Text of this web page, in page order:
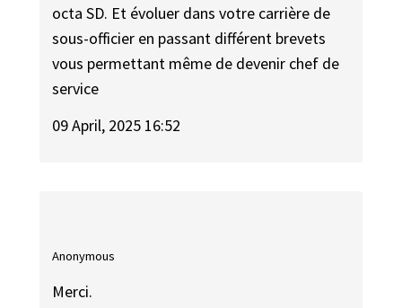
octa SD. Et évoluer dans votre carrière de
sous-officier en passant différent brevets
vous permettant même de devenir chef de
service
09 April, 2025 16:52
Anonymous
Merci.